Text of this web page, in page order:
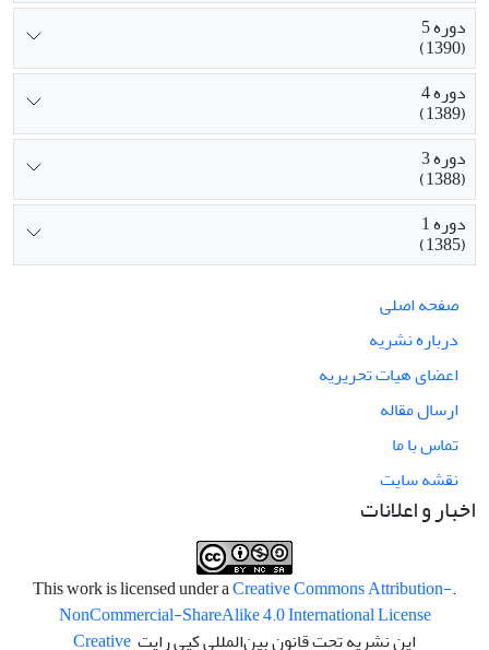
دوره 5
(1390)
دوره 4
(1389)
دوره 3
(1388)
دوره 1
(1385)
صفحه اصلی
درباره نشریه
اعضای هیات تحریریه
ارسال مقاله
تماس با ما
نقشه سایت
اخبار و اعلانات
.This work is licensed under a
Creative Commons Attribution-
NonCommercial-ShareAlike 4.0 International License
این نشریه تحت قانون بین‌المللی کپی رایت Creative